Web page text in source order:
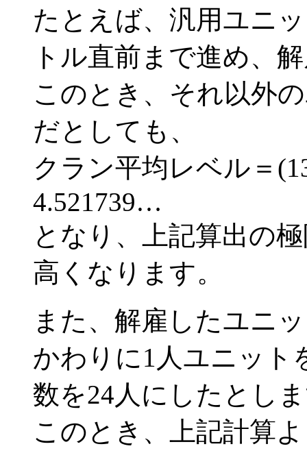
たとえば、汎用ユニ
トル直前まで進め、
このとき、それ以外
だとしても、
クラン平均レベル＝
4.521739…
となり、上記算出の
高くなります。
また、解雇したユニ
かわりに1人ユニット
数を24人にしたとし
このとき、上記計算